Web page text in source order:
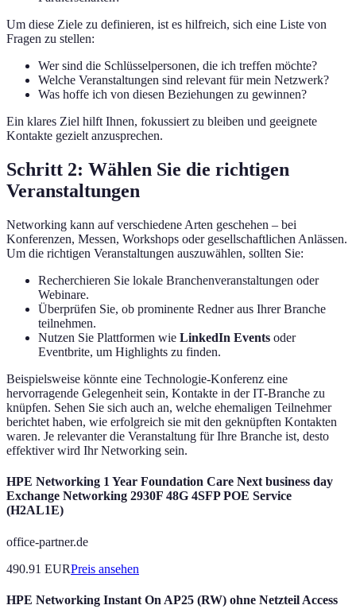
Um diese Ziele zu definieren, ist es hilfreich, sich eine Liste von
Fragen zu stellen:
Wer sind die Schlüsselpersonen, die ich treffen möchte?
Welche Veranstaltungen sind relevant für mein Netzwerk?
Was hoffe ich von diesen Beziehungen zu gewinnen?
Ein klares Ziel hilft Ihnen, fokussiert zu bleiben und geeignete
Kontakte gezielt anzusprechen.
Schritt 2: Wählen Sie die richtigen
Veranstaltungen
Networking kann auf verschiedene Arten geschehen – bei
Konferenzen, Messen, Workshops oder gesellschaftlichen Anlässen.
Um die richtigen Veranstaltungen auszuwählen, sollten Sie:
Recherchieren Sie lokale Branchenveranstaltungen oder
Webinare.
Überprüfen Sie, ob prominente Redner aus Ihrer Branche
teilnehmen.
Nutzen Sie Plattformen wie LinkedIn Events oder
Eventbrite, um Highlights zu finden.
Beispielsweise könnte eine Technologie-Konferenz eine
hervorragende Gelegenheit sein, Kontakte in der IT-Branche zu
knüpfen. Sehen Sie sich auch an, welche ehemaligen Teilnehmer
berichtet haben, wie erfolgreich sie mit den geknüpften Kontakten
waren. Je relevanter die Veranstaltung für Ihre Branche ist, desto
effektiver wird Ihr Networking sein.
HPE Networking 1 Year Foundation Care Next business day
Exchange Networking 2930F 48G 4SFP POE Service
(H2AL1E)
office-partner.de
490.91 EURPreis ansehen
HPE Networking Instant On AP25 (RW) ohne Netzteil Access